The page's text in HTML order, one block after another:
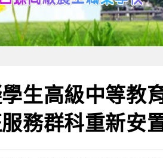
生高級中等教
務群科重新安